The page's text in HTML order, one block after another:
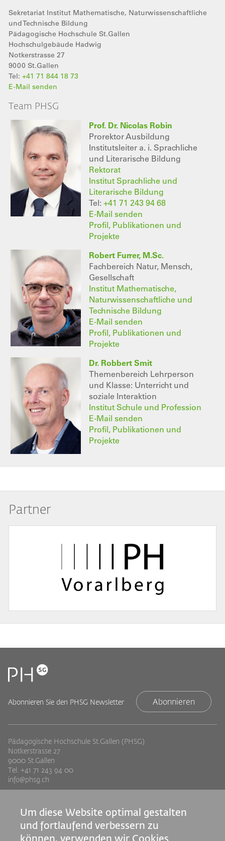
Sekretariat Institut Mathematische, Naturwissenschaftliche
und Technische Bildung
Pädagogische Hochschule St.Gallen
Hochschulgebäude Hadwig
Notkerstrasse 27
9000 St.Gallen
Tel: +41 71 844 18 73
E-Mail senden
Team PHSG
Prof. Dr. Nicolas Robin
Prorektor Ausbildung
Institutsleiter a. i. Sprachliche
und Literarische Bildung
Rektorat
Institut Sprachliche und
Literarische Bildung
Tel: +41 71 243 94 68
E-Mail senden
Profil, Publikationen und
Projekte
Robert Furrer, M.Sc.
Fachbereich Natur, Mensch,
Gesellschaft
Institut Mathematische,
Naturwissenschaftliche und
Technische Bildung
E-Mail senden
Profil, Publikationen und
Projekte
Dr. Robbert Smit
Themenbereich Lehrperson
und Klasse: Unterricht und
soziale Interaktion
Institut Schule und Profession
E-Mail senden
Profil, Publikationen und
Projekte
Partner
Abonnieren Sie den PHSG Newsletter Abonnieren
Pädagogische Hochschule St.Gallen (PHSG)
Notkerstrasse 27
9000 St.Gallen
Tel. +41 71 243 94 00
info@phsg.ch
Links
Jobs
Medien
rechts
Weiterbildung
Forschung & Entwicklung
Um diese Website optimal gestalten
und fortlaufend verbessern zu
können, verwenden wir Cookies.